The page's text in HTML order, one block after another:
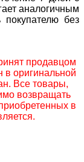
аналогичным
покупателю без
продавцом
в оригинальной
Все товары,
возвращать
в